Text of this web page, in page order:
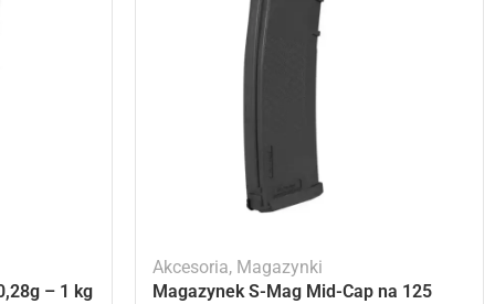
– 1 kg
Akcesoria, Magazynki
Magazynek S-Mag Mid-Cap na 125